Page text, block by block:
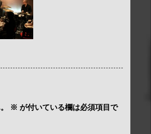
※ が付いている欄は必須項目で